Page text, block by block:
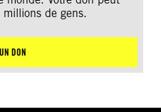
de gens.
DON